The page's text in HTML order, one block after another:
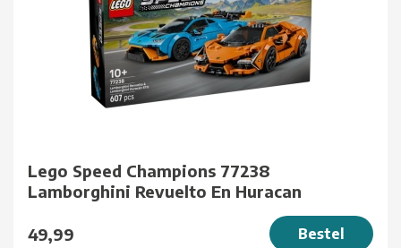
Lego Speed Champions 77238
Lamborghini Revuelto En Huracan
49,99 Bestel